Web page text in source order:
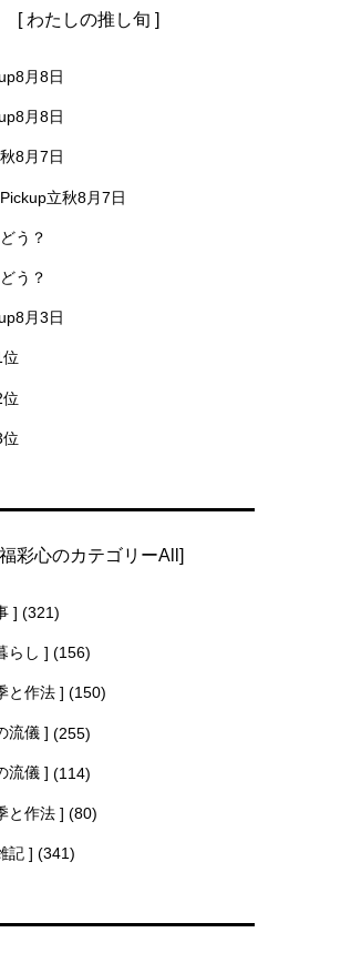
[ わたしの推し旬 ]
月8日
月8日
8月7日
立秋8月7日
う？
う？
月3日
彩心のカテゴリーAll]
] (321)
らし ] (156)
と作法 ] (150)
流儀 ] (255)
流儀 ] (114)
と作法 ] (80)
記 ] (341)